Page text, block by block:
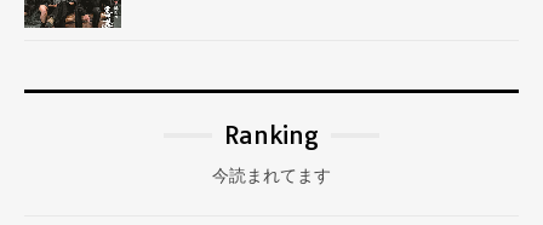
Ranking
今読まれてます